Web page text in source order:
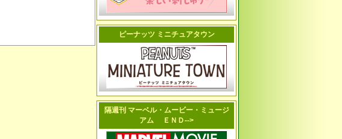
ピーナッツ ミニチュアタウン
隔週刊 マーベル・ムービー・ミュージ
アム ＥＮＤ-->